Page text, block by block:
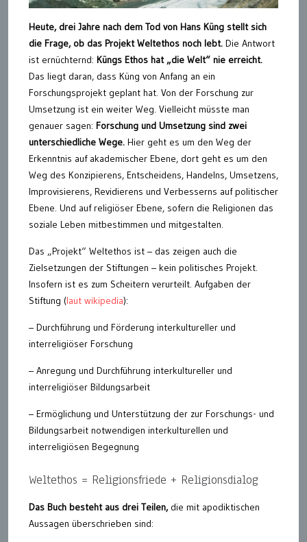
Heute, drei Jahre nach dem Tod von Hans Küng stellt sich
die Frage, ob das Projekt Weltethos noch lebt. Die Antwort
ist ernüchternd: Küngs Ethos hat „die Welt“ nie erreicht.
Das liegt daran, dass Küng von Anfang an ein
Forschungsprojekt geplant hat. Von der Forschung zur
Umsetzung ist ein weiter Weg. Vielleicht müsste man
genauer sagen: Forschung und Umsetzung sind zwei
unterschiedliche Wege. Hier geht es um den Weg der
Erkenntnis auf akademischer Ebene, dort geht es um den
Weg des Konzipierens, Entscheidens, Handelns, Umsetzens,
Improvisierens, Revidierens und Verbesserns auf politischer
Ebene. Und auf religiöser Ebene, sofern die Religionen das
soziale Leben mitbestimmen und mitgestalten.
Das „Projekt“ Weltethos ist – das zeigen auch die
Zielsetzungen der Stiftungen – kein politisches Projekt.
Insofern ist es zum Scheitern verurteilt. Aufgaben der
Stiftung (laut wikipedia):
– Durchführung und Förderung interkultureller und
interreligiöser Forschung
– Anregung und Durchführung interkultureller und
interreligiöser Bildungsarbeit
– Ermöglichung und Unterstützung der zur Forschungs- und
Bildungsarbeit notwendigen interkulturellen und
interreligiösen Begegnung
Weltethos = Religionsfriede + Religionsdialog
Das Buch besteht aus drei Teilen,die mit apodiktischen
Aussagen überschrieben sind: